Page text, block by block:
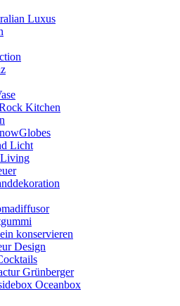
Luxus
Kitchen
Licht
Living
konservieren
Design
Grünberger
Oceanbox